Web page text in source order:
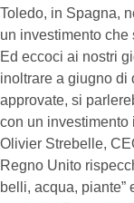
Toledo, in Spagna,
un investimento che
Ed eccoci ai nostri
inoltrare a giugno di
approvate, si
con un
Olivier Strebelle,
Regno Unito
belli, acqua, piante”